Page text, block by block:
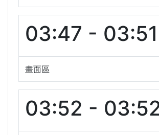
03:47 - 03:51
畫面區
03:52 -